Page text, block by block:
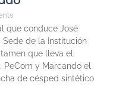
que conduce José
de la Institución
que lleva el
PeCom y Marcando el
de césped sintético